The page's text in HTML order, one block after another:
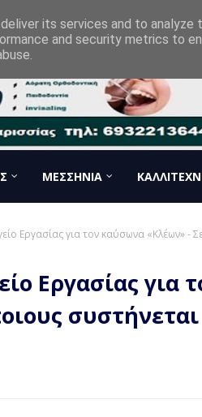
ΜΕΣΣΗΝΙΑ
Εργασίας για τον καύσωνα «Κλέων» -
Εργασίας για
συστήνεται
its services and to analyze
and security metrics to